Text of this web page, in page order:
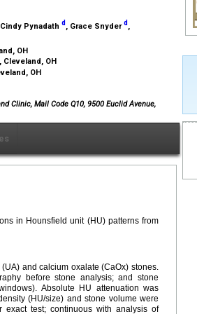
Pynadath d , Grace Snyderd ,
OH
OH
OH
Clinic, Mail Code Q10, 9500 Euclid Avenue,
in Hounsfield unit (HU) patterns from
and calcium oxalate (CaOx) stones.
before stone analysis; and stone
Absolute HU attenuation was
(HU/size) and stone volume were
exact test; continuous with analysis of